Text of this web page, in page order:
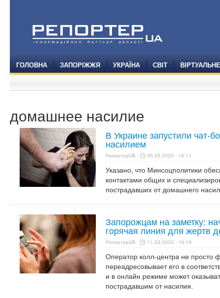
ГОЛОВНА ЗАПОРІЖЖЯ УКРАЇНА СВІТ
домашнее насилие
В Украине запустили чат-
насилием
РепортерUA 05.05.2020 - 16:11
Указано, что Минсоцполитики
контактами общих и
пострадавших от домашнего
Запорожцам на заметку:
горячая линия для жертв
РепортерUA 11.02.2020 - 19:19
Оператор колл-центра не просто
переадресовывает его в
и в онлайн режиме может
пострадавшим от насилия.